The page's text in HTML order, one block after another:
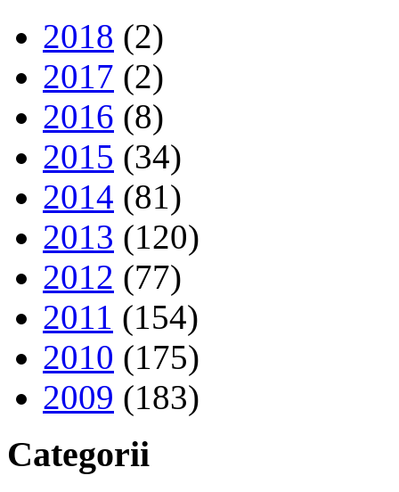
2018 (2)
2017 (2)
2016 (8)
2015 (34)
2014 (81)
2013 (120)
2012 (77)
2011 (154)
2010 (175)
2009 (183)
Categorii